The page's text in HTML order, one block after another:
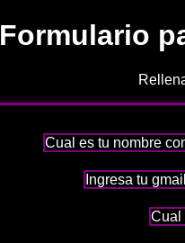
Formulario
Cual es tu nombre
Ingresa tu
Cual